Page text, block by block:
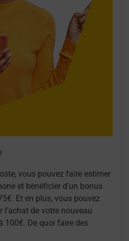
vous pouvez faire estimer
et bénéficier d’un bonus
Et en plus, vous pouvez
l’achat de votre nouveau
100€. De quoi faire des